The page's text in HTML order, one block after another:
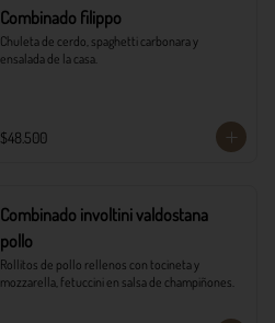
Combinado filippo
Chuleta de cerdo, spaghetti carbonara y
ensalada de la casa.
$48.500
Combinado involtini valdostana
pollo
Rollitos de pollo rellenos con tocineta y
mozzarella, fetuccini en salsa de champiñones.